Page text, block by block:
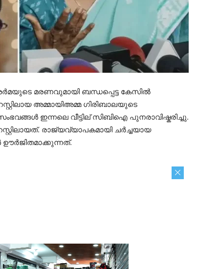
മരണവുമായി ബന്ധപ്പെട്ട കേസിൽ
അമ്മായിഅമ്മ ​ഗിരിബാലയുടെ
ഇന്നലെ വീട്ടില് സിബിഐ പുനരാവിഷ്കരിച്ചു.
രാജ്യവ്യാപകമായി ചർച്ചയായ